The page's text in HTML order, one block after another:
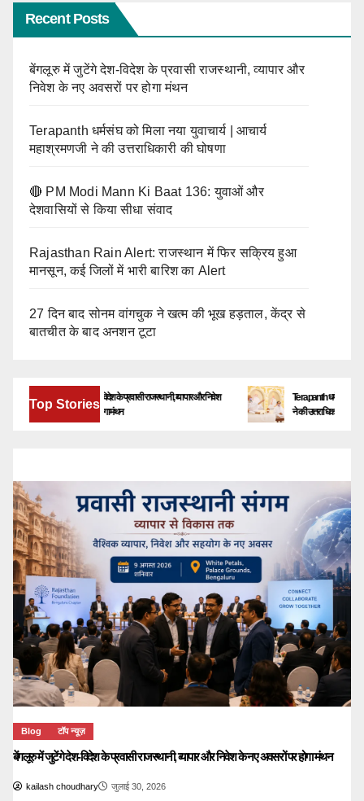
Recent Posts
बेंगलूरु में जुटेंगे देश-विदेश के प्रवासी राजस्थानी, व्यापार और
निवेश के नए अवसरों पर होगा मंथन
Terapanth धर्मसंघ को मिला नया युवाचार्य | आचार्य
महाश्रमणजी ने की उत्तराधिकारी की घोषणा
🔴 PM Modi Mann Ki Baat 136: युवाओं और
देशवासियों से किया सीधा संवाद
Rajasthan Rain Alert: राजस्थान में फिर सक्रिय हुआ
मानसून, कई जिलों में भारी बारिश का Alert
27 दिन बाद सोनम वांगचुक ने खत्म की भूख हड़ताल, केंद्र से
बातचीत के बाद अनशन टूटा
Top Stories
बेंगलूरु में जुटेंगे देश-विदेश के प्रवासी राजस्थानी, व्यापार और निवेश
के नए अवसरों पर होगा मंथन
Terapanth धर्मसंघ को मिला नया
ने की उत्तराधिकारी की घोषणा
Blog टॉप न्यूज़
बेंगलूरु में जुटेंगे देश-विदेश के प्रवासी राजस्थानी, व्यापार और निवेश के नए अवसरों पर होगा मंथन
kailash choudhary जुलाई 30, 2026